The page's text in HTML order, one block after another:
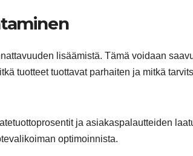
lisäämistä. Tämä voidaan
tuotteet tuottavat parhaiten ja mitkä
ja asiakaspalautteiden
optimoinnista.